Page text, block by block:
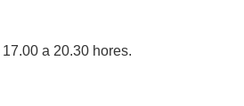
a 20.30 hores.